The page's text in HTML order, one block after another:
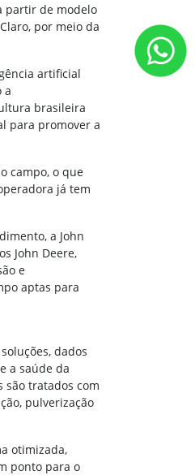
partir de modelo
por meio da
artificial
a
brasileira
para promover a
campo, o que
já tem
a John
John Deere,
e
aptas para
dados
a saúde da
são tratados com
pulverização
otimizada,
ponto para o